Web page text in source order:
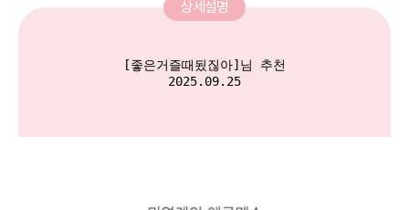
상세설명
[좋은거즐때됬짆아]님 추천
2025.09.25